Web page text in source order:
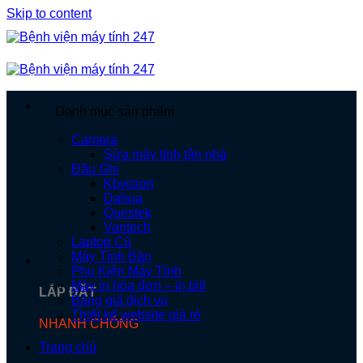
Skip to content
LẮP ĐẶT
NHANH CHÓNG
Danh mục sản phẩm
Camera
Sửa máy tính tận nhà
Đầu Ghi
Kbvision
Dahua
Questek
Vantech
Laptop Cũ
Máy Tính Bàn
Phụ Kiện Máy Tính
Máy in hóa đơn – in bill
Bảng giá dịch vụ
Thiết kế website giá rẻ
Trang chủ